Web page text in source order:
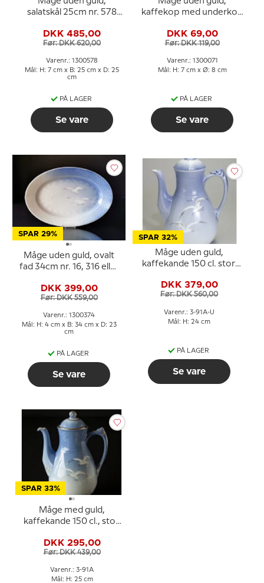
salatskål 25cm nr. 578
DKK 485,00
Før: DKK 620,00
Varenr.: 1300578
Mål: H: 7 cm x B: 25 cm x D: 25
cm
PÅ LAGER
Se vare
kaffekop med underkop
DKK 69,00
Før: DKK 119,00
Varenr.: 1300071
Mål: H: 7 cm x Ø: 8 cm
PÅ LAGER
Se vare
SPAR 29%
Måge uden guld, ovalt
fad 34cm nr. 16, 316 eller
DKK 399,00
Før: DKK 559,00
Varenr.: 1300374
Mål: H: 4 cm x B: 34 cm x D: 23
cm
PÅ LAGER
Se vare
SPAR 32%
Måge uden guld,
kaffekande 150 cl. stor,
DKK 379,00
Før: DKK 560,00
Varenr.: 3-91A-U
Mål: H: 24 cm
PÅ LAGER
Se vare
SPAR 33%
Måge med guld,
kaffekande 150 cl., stor,
DKK 295,00
Før: DKK 439,00
Varenr.: 3-91A
Mål: H: 25 cm